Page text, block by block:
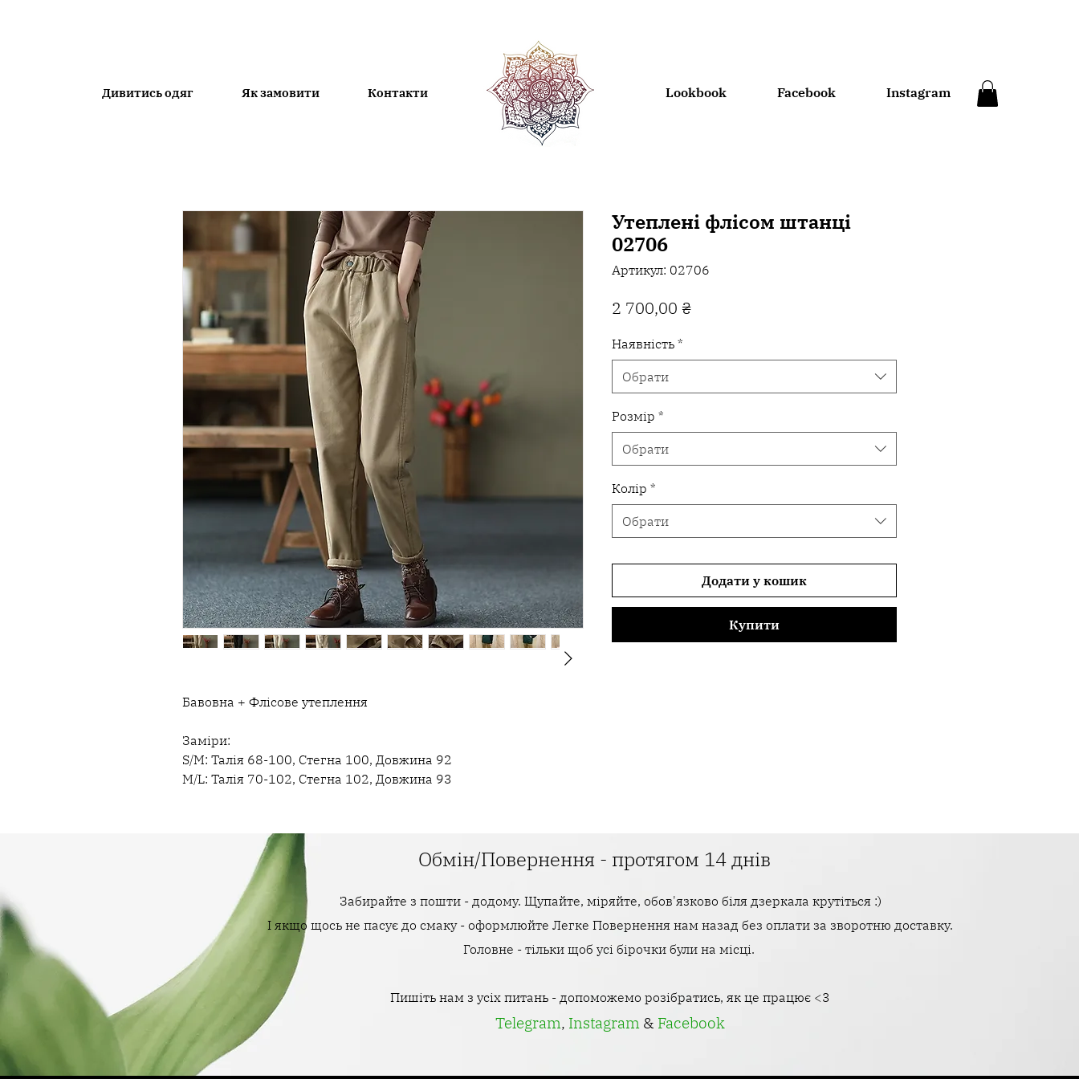
Дивитись одяг Як замовити Контакти Lookbook Facebook Instagram
Бавовна + Флісове утеплення
Заміри:
S/M: Талія 68-100, Стегна 100, Довжина 92
M/L: Талія 70-102, Стегна 102, Довжина 93
Утеплені флісом штанці
02706
Артикул: 02706
2 700,00 ₴Ціна
Наявність *
Обрати
Розмір *
Обрати
Колір *
Обрати
Додати у кошик
Купити
Обмін/Повернення - протягом 14 днів
Забирайте з пошти - додому. Щупайте, міряйте, обов'язково біля дзеркала крутіться :)
І якщо щось не пасує до смаку - оформлюйте Легке Повернення нам назад без оплати за зворотню доставку.
Головне - тільки щоб усі бірочки були на місці.
Пишіть нам з усіх питань - допоможемо розібратись, як це працює <3
Telegram, Instagram & Facebook